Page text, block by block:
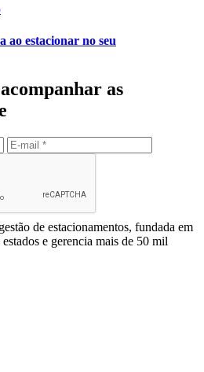
ao estacionar no seu
as
Estacionamentos
de estacionamentos, fundada em
e gerencia mais de 50 mil